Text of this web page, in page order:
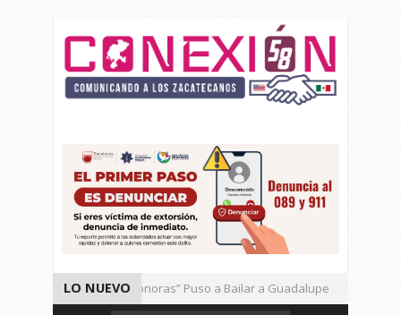
LO NUEVO
El Ritmo de las “Sonoras” Puso a Bailar a Guadalupe
Vencen los Mineros a Correcaminos 95-76
Gran Festival